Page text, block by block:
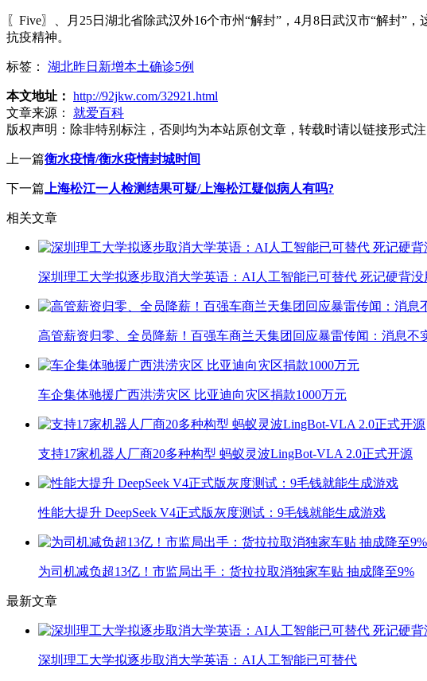
〖Five〗、月25日湖北省除武汉外16个市州“解封”，4月8日武汉市“解封
抗疫精神。
标签： 湖北昨日新增本土确诊5例
本文地址： http://92jkw.com/32921.html
文章来源：
就爱百科
版权声明： 除非特别标注，否则均为本站原创文章，转载时请以链接形式注
上一篇衡水疫情/衡水疫情封城时间
下一篇 上海松江一人检测结果可疑/上海松江疑似病人有吗?
相关文章
深圳理工大学拟逐步取消大学英语：AI人工智能已可替代 死记硬背没
高管薪资归零、全员降薪！百强车商兰天集团回应暴雷传闻：消息不
车企集体驰援广西洪涝灾区 比亚迪向灾区捐款1000万元
支持17家机器人厂商20多种构型 蚂蚁灵波LingBot-VLA 2.0正式开源
性能大提升 DeepSeek V4正式版灰度测试：9毛钱就能生成游戏
为司机减负超13亿！市监局出手：货拉拉取消独家车贴 抽成降至9%
最新文章
深圳理工大学拟逐步取消大学英语：AI人工智能已可替代